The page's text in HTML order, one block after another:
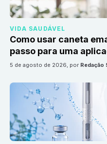
VIDA SAUDÁVEL
Como usar caneta
passo para uma
5 de agosto de 2026, por Redação